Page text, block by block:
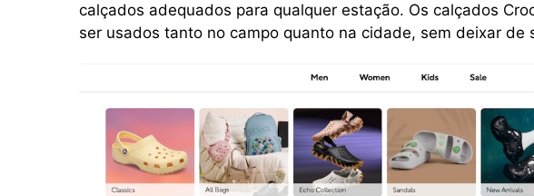
calçados adequados para qualquer estação. Os calçados
ser usados ​​tanto no campo quanto na cidade, sem deixar de